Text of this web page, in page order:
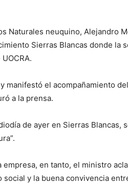
Naturales neuquino, Alejandro
Sierras Blancas donde la
manifestó el acompañamiento
a la prensa.
de ayer en Sierras Blancas,
en tanto, el ministro
y la buena convivencia